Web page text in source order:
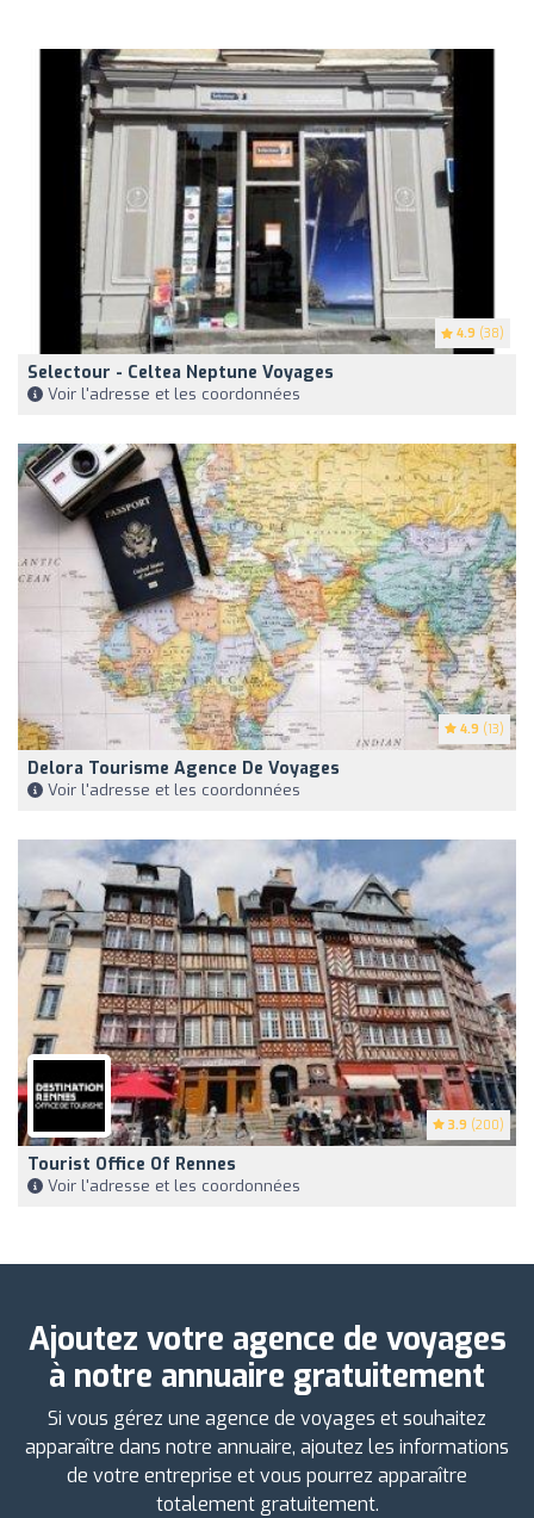
4.9 (38)
Selectour - Celtea Neptune Voyages
Voir l'adresse et les coordonnées
4.9 (13)
Delora Tourisme Agence De Voyages
Voir l'adresse et les coordonnées
3.9 (200)
Tourist Office Of Rennes
Voir l'adresse et les coordonnées
Ajoutez votre agence de voyages
à notre annuaire gratuitement
Si vous gérez une agence de voyages et souhaitez
apparaître dans notre annuaire, ajoutez les informations
de votre entreprise et vous pourrez apparaître
totalement gratuitement.